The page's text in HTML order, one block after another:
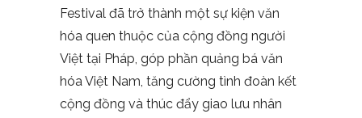
Festival đã trở thành một sự kiện văn
hóa quen thuộc của cộng đồng người
Việt tại Pháp, góp phần quảng bá văn
hóa Việt Nam, tăng cường tình đoàn kết
cộng đồng và thúc đẩy giao lưu nhân